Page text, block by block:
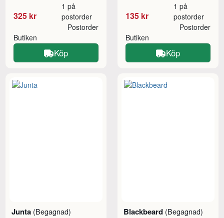
325 kr
1 på
postorder
Butiken
Postorder
Köp
135 kr
1 på
postorder
Butiken
Postorder
Köp
Junta (Begagnad) Blackbeard (Begagnad)